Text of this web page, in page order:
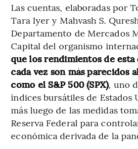
Las cuentas, elaboradas por
Tara Iyer y Mahvash S.
Departamento de Mercados
Capital del organismo
que los rendimientos de
cada vez son más parecidos
como el S&P 500 (SPX), uno
índices bursátiles de Estados
más luego de las medidas
Reserva Federal para
económica derivada de la